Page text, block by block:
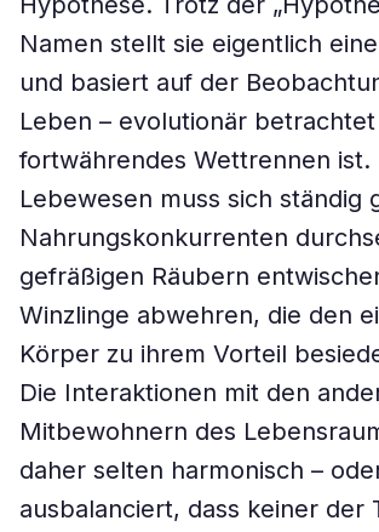
Namen stellt sie eigentlich
und basiert auf der
Leben – evolutionär betrachtet
fortwährendes Wettrennen ist.
Lebewesen muss sich ständig
Nahrungskonkurrenten
gefräßigen Räubern
Winzlinge abwehren, die den
Körper zu ihrem Vorteil
Die Interaktionen mit den
Mitbewohnern des
daher selten harmonisch –
ausbalanciert, dass keiner der